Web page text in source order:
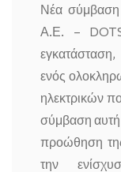
Νέα
Α.Ε. –
ενός
ηλεκτρικών
σύμβαση αυτή
προώθηση της
την